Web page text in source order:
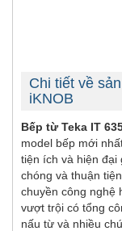
Chi tiết về
iKNOB
Bếp từ Teka IT
model bếp mới
tiện ích và hiện đại
chóng và thuận
chuyền công nghệ
vượt trội có tổng
nấu từ và nhiều